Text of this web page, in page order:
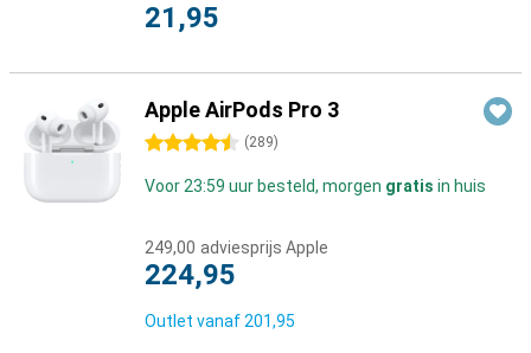
21,95
Apple AirPods Pro 3
4.5 sterren (289)
Voor 23:59 uur besteld, morgen gratis in huis
249,00 adviesprijs Apple
224,95
Outlet vanaf 201,95